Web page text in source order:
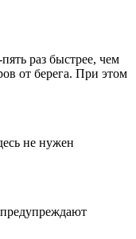
раз быстрее, чем
от берега. При этом
не нужен